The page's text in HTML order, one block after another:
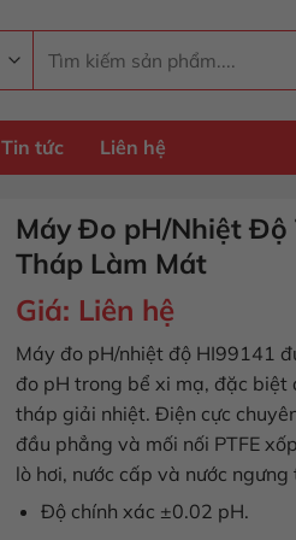
kiếm:
Tin tức Liên hệ
Máy Đo pH/Nhiệt Độ
Tháp Làm Mát
Giá: Liên hệ
Máy đo pH/nhiệt độ HI99141
đo pH trong bể xi mạ, đặc biệt
tháp giải nhiệt. Điện cực
đầu phẳng và mối nối PTFE
lò hơi, nước cấp và nước ngưng
Độ chính xác ±0.02 pH.